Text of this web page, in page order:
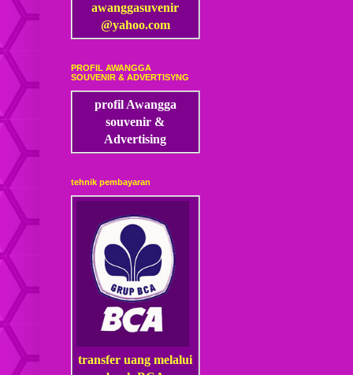
awanggasuvenir
@yahoo.com
PROFIL AWANGGA
SOUVENIR & ADVERTISYNG
profil Awangga
souvenir &
Advertising
tehnik pembayaran
transfer uang melalui